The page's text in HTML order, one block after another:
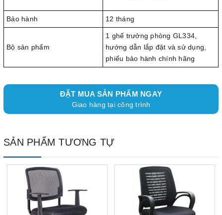
Bảo hành 12 tháng
Bộ sản phẩm
1 ghế trưởng phòng GL334,
hướng dẫn lắp đặt và sử dụng,
phiếu bảo hành chính hãng
ĐẶT MUA SẢN PHẨM NGAY
Giao hàng tại công trình
SẢN PHẨM TƯƠNG TỰ